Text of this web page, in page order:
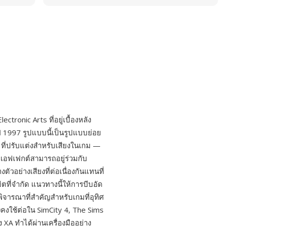
Arts ที่อยู่เบื้องหลัง
1997 รูปแบบนี้เป็นรูปแบบย่อย
ที่ปรับแต่งสำหรับเสียงในเกม —
ฟเฟกต์สามารถอยู่ร่วมกับ
ตัวอย่างเสียงที่ต่อเนื่องกันแทนที่
ที่จำกัด แนวทางนี้ให้การบีบอัด
ารณาที่สำคัญสำหรับเกมที่อุทิศ
ใช้ต่อใน SimCity 4, The Sims
ทำได้ผ่านเครื่องมืออย่าง